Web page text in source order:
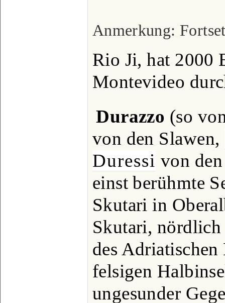
Anmerkung:
Rio Ji, hat 2000
Montevideo
Durazzo (so
von den Slawen,
Duressi von
einst berühmte
Skutari in
Skutari,
des
felsigen
ungesunder